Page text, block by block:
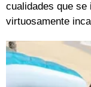
cualidades que
virtuosamente